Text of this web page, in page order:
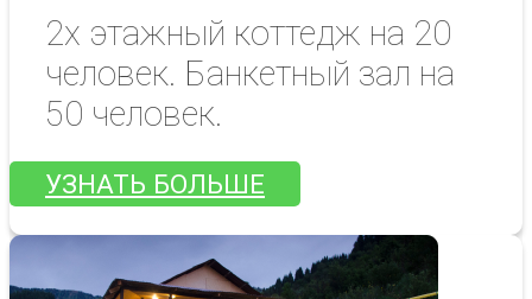
2х этажный коттедж на 20
человек. Банкетный зал на
50 человек.
УЗНАТЬ БОЛЬШЕ